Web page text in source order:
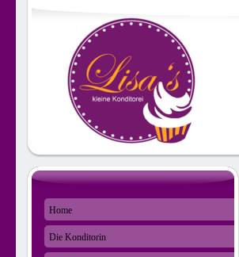
Home
Die Konditorin